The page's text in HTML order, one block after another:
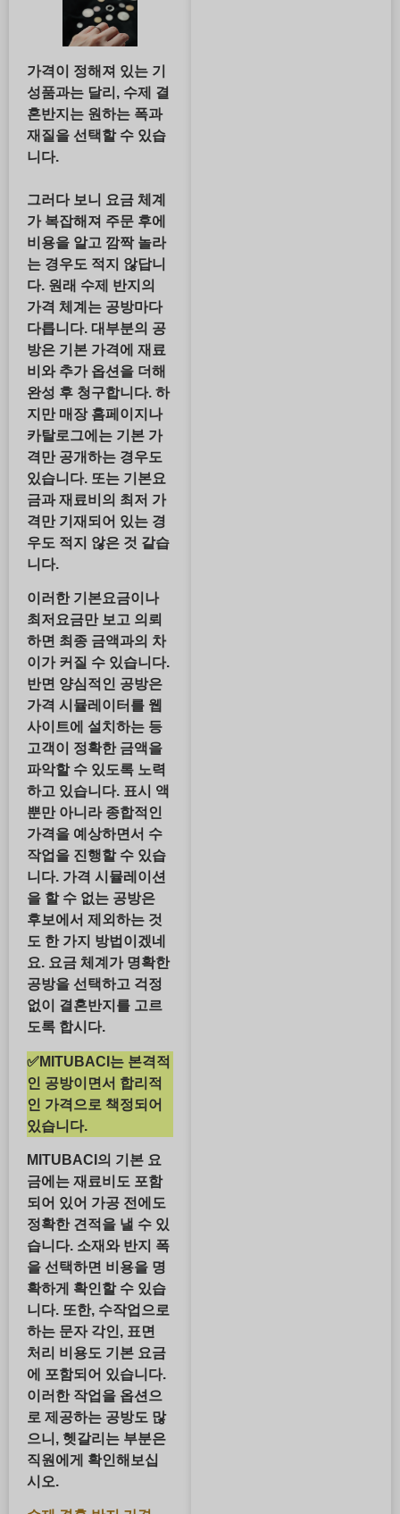
가격이 정해져 있는 기
성품과는 달리, 수제 결
혼반지는 원하는 폭과
재질을 선택할 수 있습
니다.
그러다 보니 요금 체계
가 복잡해져 주문 후에
비용을 알고 깜짝 놀라
는 경우도 적지 않답니
다. 원래 수제 반지의
가격 체계는 공방마다
다릅니다. 대부분의 공
방은 기본 가격에 재료
비와 추가 옵션을 더해
완성 후 청구합니다. 하
지만 매장 홈페이지나
카탈로그에는 기본 가
격만 공개하는 경우도
있습니다. 또는 기본요
금과 재료비의 최저 가
격만 기재되어 있는 경
우도 적지 않은 것 같습
니다.
이러한 기본요금이나
최저요금만 보고 의뢰
하면 최종 금액과의 차
이가 커질 수 있습니다.
반면 양심적인 공방은
가격 시뮬레이터를 웹
사이트에 설치하는 등
고객이 정확한 금액을
파악할 수 있도록 노력
하고 있습니다. 표시 액
뿐만 아니라 종합적인
가격을 예상하면서 수
작업을 진행할 수 있습
니다. 가격 시뮬레이션
을 할 수 없는 공방은
후보에서 제외하는 것
도 한 가지 방법이겠네
요. 요금 체계가 명확한
공방을 선택하고 걱정
없이 결혼반지를 고르
도록 합시다.
✅MITUBACI는 본격적
인 공방이면서 합리적
인 가격으로 책정되어
있습니다.
MITUBACI의 기본 요
금에는 재료비도 포함
되어 있어 가공 전에도
정확한 견적을 낼 수 있
습니다. 소재와 반지 폭
을 선택하면 비용을 명
확하게 확인할 수 있습
니다. 또한, 수작업으로
하는 문자 각인, 표면
처리 비용도 기본 요금
에 포함되어 있습니다.
이러한 작업을 옵션으
로 제공하는 공방도 많
으니, 헷갈리는 부분은
직원에게 확인해보십
시오.